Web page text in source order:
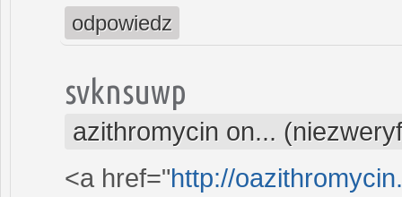
odpowiedz
svknsuwp
azithromycin on...
<a href="http://